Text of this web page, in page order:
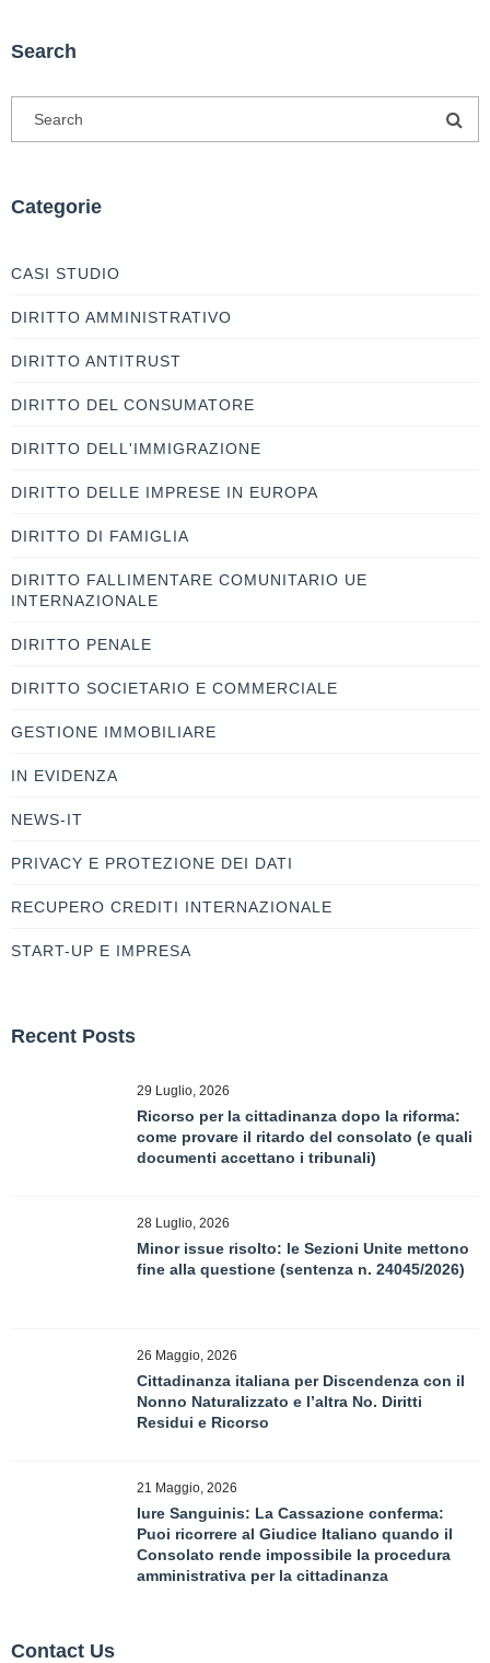
Search
Categorie
CASI STUDIO
DIRITTO AMMINISTRATIVO
DIRITTO ANTITRUST
DIRITTO DEL CONSUMATORE
DIRITTO DELL'IMMIGRAZIONE
DIRITTO DELLE IMPRESE IN EUROPA
DIRITTO DI FAMIGLIA
DIRITTO FALLIMENTARE COMUNITARIO UE
INTERNAZIONALE
DIRITTO PENALE
DIRITTO SOCIETARIO E COMMERCIALE
GESTIONE IMMOBILIARE
IN EVIDENZA
NEWS-IT
PRIVACY E PROTEZIONE DEI DATI
RECUPERO CREDITI INTERNAZIONALE
START-UP E IMPRESA
Recent Posts
29 Luglio, 2026
Ricorso per la cittadinanza dopo la riforma:
come provare il ritardo del consolato (e quali
documenti accettano i tribunali)
28 Luglio, 2026
Minor issue risolto: le Sezioni Unite mettono
fine alla questione (sentenza n. 24045/2026)
26 Maggio, 2026
Cittadinanza italiana per Discendenza con il
Nonno Naturalizzato e l’altra No. Diritti
Residui e Ricorso
21 Maggio, 2026
Iure Sanguinis: La Cassazione conferma:
Puoi ricorrere al Giudice Italiano quando il
Consolato rende impossibile la procedura
amministrativa per la cittadinanza
Contact Us